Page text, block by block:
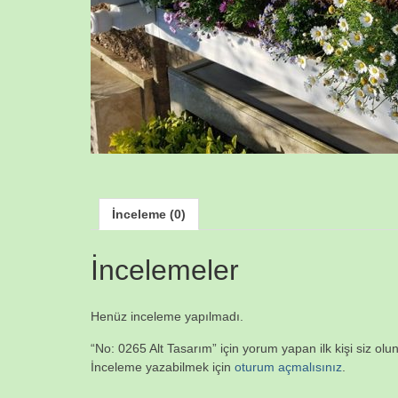
İnceleme (0)
İncelemeler
Henüz inceleme yapılmadı.
“No: 0265 Alt Tasarım” için yorum yapan ilk kişi siz olun
İnceleme yazabilmek için oturum açmalısınız.